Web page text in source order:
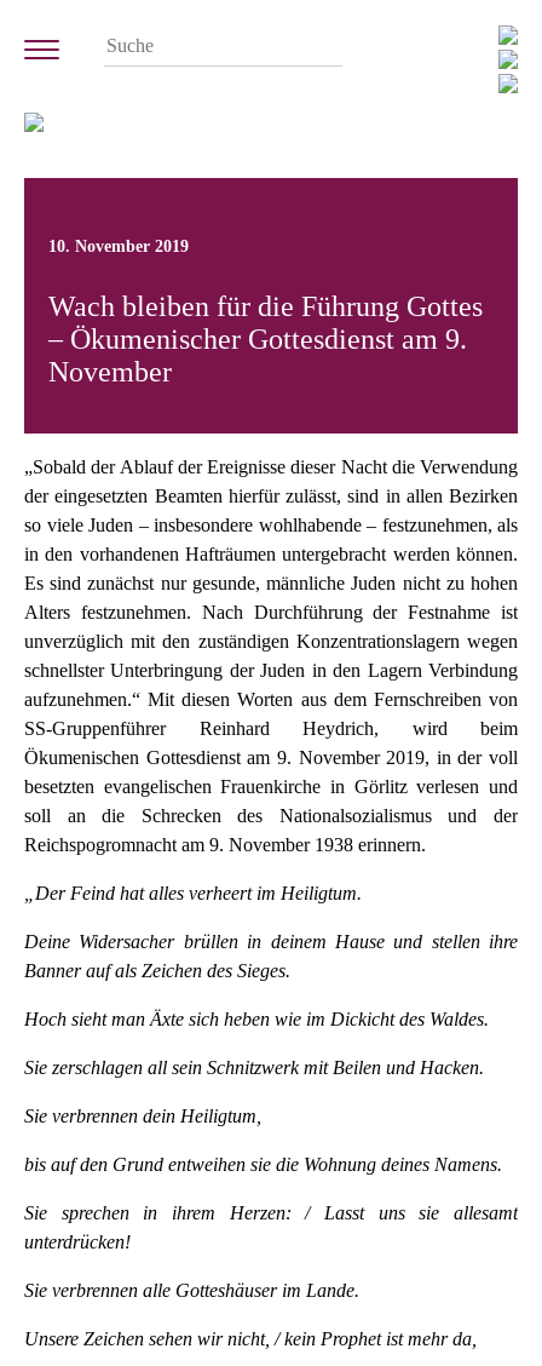
10. November 2019
Wach bleiben für die Führung Gottes
– Ökumenischer Gottesdienst am 9.
November
„Sobald der Ablauf der Ereignisse dieser Nacht die Verwendung
der eingesetzten Beamten hierfür zulässt, sind in allen Bezirken
so viele Juden – insbesondere wohlhabende – festzunehmen, als
in den vorhandenen Hafträumen untergebracht werden können.
Es sind zunächst nur gesunde, männliche Juden nicht zu hohen
Alters festzunehmen. Nach Durchführung der Festnahme ist
unverzüglich mit den zuständigen Konzentrationslagern wegen
schnellster Unterbringung der Juden in den Lagern Verbindung
aufzunehmen.“ Mit diesen Worten aus dem Fernschreiben von
SS-Gruppenführer Reinhard Heydrich, wird beim
Ökumenischen Gottesdienst am 9. November 2019, in der voll
besetzten evangelischen Frauenkirche in Görlitz verlesen und
soll an die Schrecken des Nationalsozialismus und der
Reichspogromnacht am 9. November 1938 erinnern.
„Der Feind hat alles verheert im Heiligtum.
Deine Widersacher brüllen in deinem Hause und stellen ihre
Banner auf als Zeichen des Sieges.
Hoch sieht man Äxte sich heben wie im Dickicht des Waldes.
Sie zerschlagen all sein Schnitzwerk mit Beilen und Hacken.
Sie verbrennen dein Heiligtum,
bis auf den Grund entweihen sie die Wohnung deines Namens.
Sie sprechen in ihrem Herzen: / Lasst uns sie allesamt
unterdrücken!
Sie verbrennen alle Gotteshäuser im Lande.
Unsere Zeichen sehen wir nicht, / kein Prophet ist mehr da,